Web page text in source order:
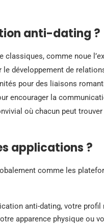
anti-dating ?
classiques, comme noue
développement de
pour des liaisons
encourager la
où chacun peut
applications ?
comme les
anti-dating, votre
apparence physique ou